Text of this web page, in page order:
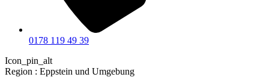
0178 119 49 39
Icon_pin_alt
Region : Eppstein und Umgebung